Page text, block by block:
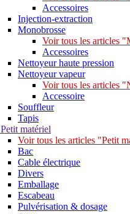
Accessoires
Injection-extraction
Monobrosse
Voir tous les articles
Accessoires
Nettoyeur haute pression
Nettoyeur vapeur
Voir tous les articles
Accessoire
Souffleur
Tapis
Petit matériel
Voir tous les articles "Petit
Bac
Cable électrique
Divers
Emballage
Escabeau
Pulvérisation & dosage